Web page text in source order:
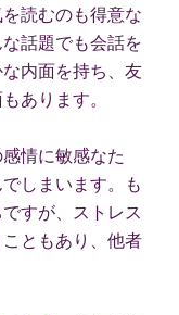
読むのも得意な
話題でも会話を
内面を持ち、友
あります。
情に敏感なた
しまいます。も
すが、ストレス
ともあり、他者